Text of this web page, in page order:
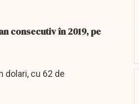
consecutiv în 2019, pe
dolari, cu 62 de